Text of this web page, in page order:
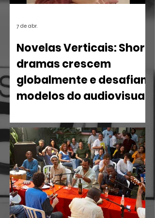
Novelas Verticais: Short
dramas crescem
globalmente e desafiam
modelos do audiovisual
em 2026 confirma uma tendência
irreversível: o espectador busca
narrativas ágeis, dramáticas e
estritamente verticais.
7 de abr.